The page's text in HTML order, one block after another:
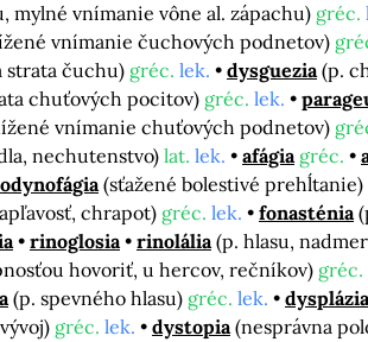
mylné vnímanie vône al. zápachu) gréc.
vnímanie čuchových podnetov)
strata čuchu) gréc. lek. dysguezia (p.
chuťových pocitov) gréc. lek.
vnímanie chuťových podnetov)
nechutenstvo) lat. lek. afágia gréc.
odynofágia (sťažené bolestivé prehĺtanie)
chrapot) gréc. lek. fonasténia
rinoglosia rinolália (p. hlasu,
hovoriť, u hercov, rečníkov) gréc.
(p. spevného hlasu) gréc. lek. dysplázia
gréc. lek. dystopia (nesprávna